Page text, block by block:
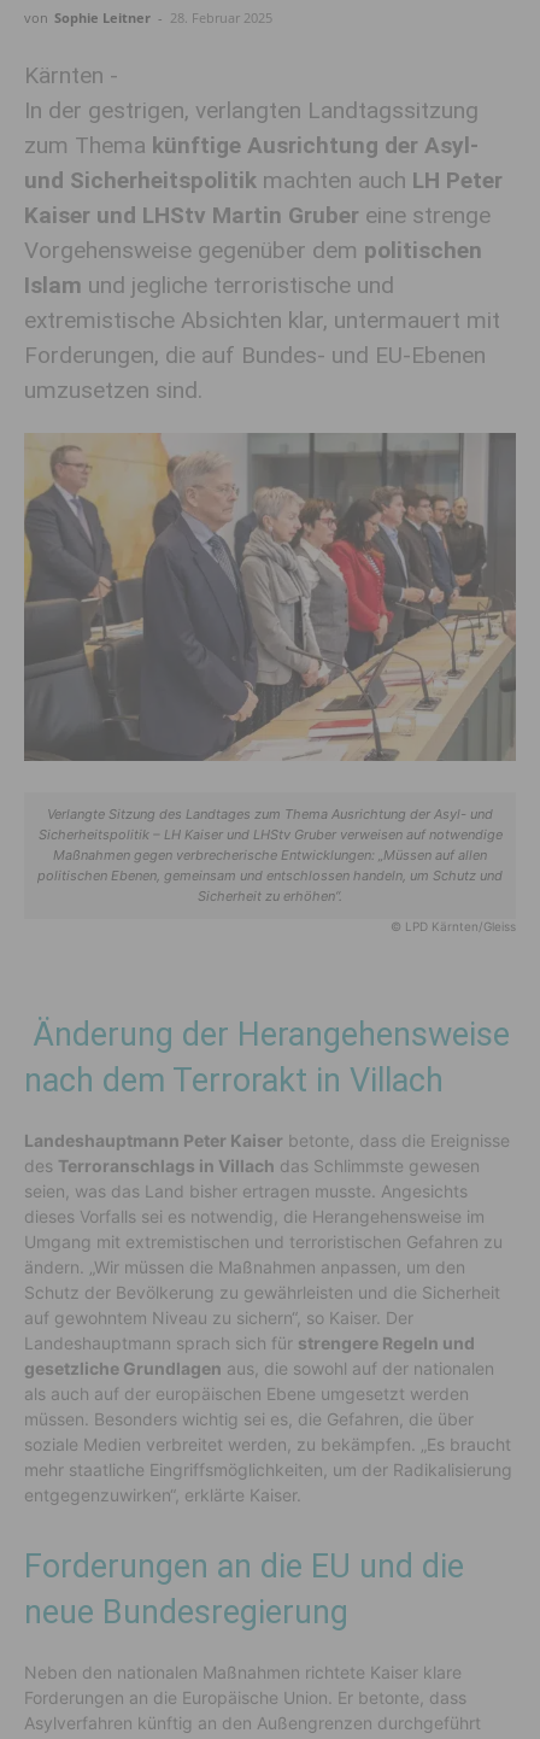
von Sophie Leitner - 28. Februar 2025
Kärnten -
In der gestrigen, verlangten Landtagssitzung
zum Thema künftige Ausrichtung der Asyl-
und Sicherheitspolitik machten auch LH Peter
Kaiser und LHStv Martin Gruber eine strenge
Vorgehensweise gegenüber dem politischen
Islam und jegliche terroristische und
extremistische Absichten klar, untermauert mit
Forderungen, die auf Bundes- und EU-Ebenen
umzusetzen sind.
Verlangte Sitzung des Landtages zum Thema Ausrichtung der Asyl- und
Sicherheitspolitik – LH Kaiser und LHStv Gruber verweisen auf notwendige
Maßnahmen gegen verbrecherische Entwicklungen: „Müssen auf allen
politischen Ebenen, gemeinsam und entschlossen handeln, um Schutz und
Sicherheit zu erhöhen“.
© LPD Kärnten/Gleiss
Änderung der Herangehensweise
nach dem Terrorakt in Villach
Landeshauptmann Peter Kaiser betonte, dass die Ereignisse
des Terroranschlags in Villach das Schlimmste gewesen
seien, was das Land bisher ertragen musste. Angesichts
dieses Vorfalls sei es notwendig, die Herangehensweise im
Umgang mit extremistischen und terroristischen Gefahren zu
ändern. „Wir müssen die Maßnahmen anpassen, um den
Schutz der Bevölkerung zu gewährleisten und die Sicherheit
auf gewohntem Niveau zu sichern“, so Kaiser. Der
Landeshauptmann sprach sich für strengere Regeln und
gesetzliche Grundlagen aus, die sowohl auf der nationalen
als auch auf der europäischen Ebene umgesetzt werden
müssen. Besonders wichtig sei es, die Gefahren, die über
soziale Medien verbreitet werden, zu bekämpfen. „Es braucht
mehr staatliche Eingriffsmöglichkeiten, um der Radikalisierung
entgegenzuwirken“, erklärte Kaiser.
Forderungen an die EU und die
neue Bundesregierung
Neben den nationalen Maßnahmen richtete Kaiser klare
Forderungen an die Europäische Union. Er betonte, dass
Asylverfahren künftig an den Außengrenzen durchgeführt